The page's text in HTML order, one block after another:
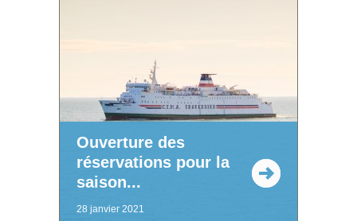
Ouverture des
réservations pour la
saison...
28 janvier 2021